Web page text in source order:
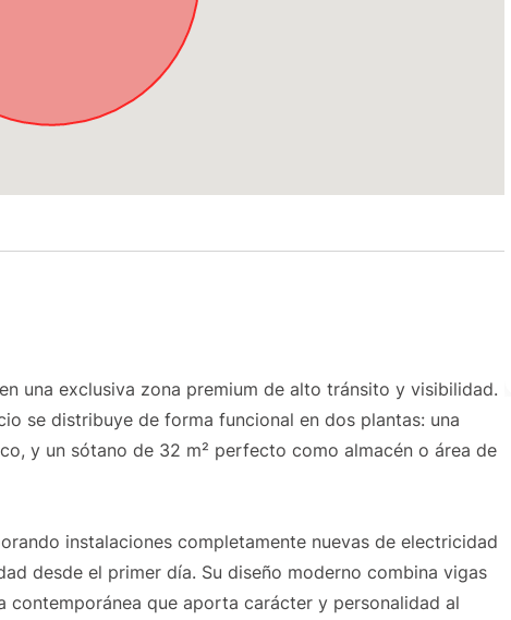
una exclusiva zona premium de alto tránsito y visibilidad.
se distribuye de forma funcional en dos plantas: una
y un sótano de 32 m² perfecto como almacén o área de
instalaciones completamente nuevas de electricidad
desde el primer día. Su diseño moderno combina vigas
contemporánea que aporta carácter y personalidad al